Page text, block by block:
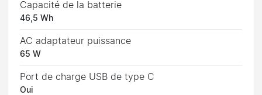
Capacité de la batterie
46,5 Wh
AC adaptateur puissance
65 W
Port de charge USB de type C
Oui